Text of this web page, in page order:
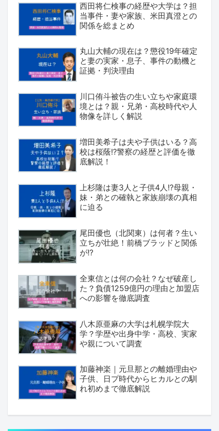
西田将仁検事の経歴や大学は？担
当事件・妻や家族、米田真澄との
関係を総まとめ
丸山大輔の現在は？懲役19年確定
と妻の実家・息子、事件の動機と
証拠・判決理由
川口侑斗被告の生い立ちや家庭環
境とは？親・兄弟・高校時代や人
物像を詳しく解説
増田美希子は夫や子供はいる？高
校は桜蔭!?警察の経歴と評価を徹
底解説！
上杉隆は妻3人と子供4人!?母親・
妹・弟との確執と家族崩壊の真相
に迫る
尾田優也（北関東）は何者？生い
立ちが壮絶！前橋ブラッドと関係
が!?
全東信とは何の会社？なぜ破産し
た？負債1259億円の理由と加盟店
への影響を徹底調査
八木原亜麻の大学は札幌学院大
学？学歴や出身中学・高校、実家
や親について調査
加藤神楽｜元旦那との離婚理由や
子供、日プ時代からヒカルとの馴
れ初めまで徹底解説